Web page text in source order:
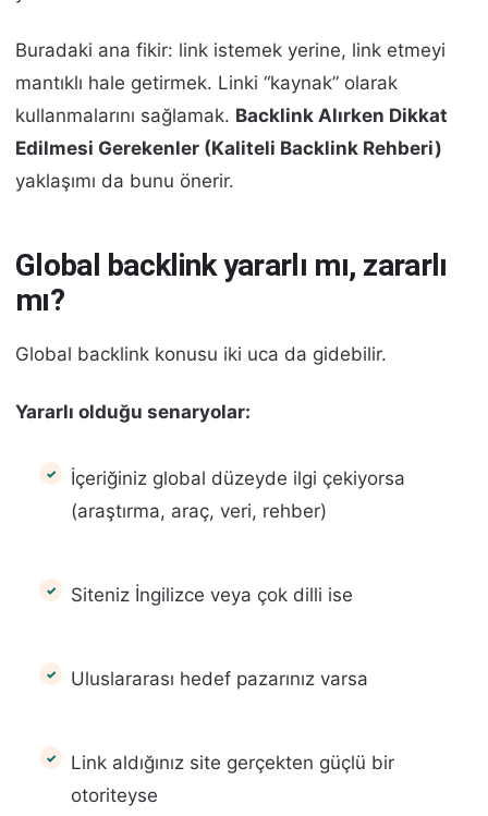
Buradaki ana fikir: link istemek yerine, link etmeyi
mantıklı hale getirmek. Linki “kaynak” olarak
kullanmalarını sağlamak. Backlink Alırken Dikkat
Edilmesi Gerekenler (Kaliteli Backlink Rehberi)
yaklaşımı da bunu önerir.
Global backlink yararlı mı, zararlı
mı?
Global backlink konusu iki uca da gidebilir.
Yararlı olduğu senaryolar:
İçeriğiniz global düzeyde ilgi çekiyorsa
(araştırma, araç, veri, rehber)
Siteniz İngilizce veya çok dilli ise
Uluslararası hedef pazarınız varsa
Link aldığınız site gerçekten güçlü bir
otoriteyse